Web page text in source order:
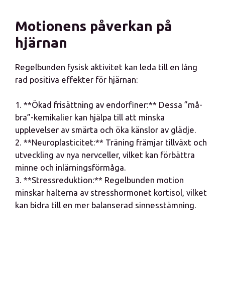
Motionens påverkan på
hjärnan
Regelbunden fysisk aktivitet kan leda till en lång
rad positiva effekter för hjärnan:
1. **Ökad frisättning av endorfiner:** Dessa ”må-
bra”-kemikalier kan hjälpa till att minska
upplevelser av smärta och öka känslor av glädje.
2. **Neuroplasticitet:** Träning främjar tillväxt och
utveckling av nya nervceller, vilket kan förbättra
minne och inlärningsförmåga.
3. **Stressreduktion:** Regelbunden motion
minskar halterna av stresshormonet kortisol, vilket
kan bidra till en mer balanserad sinnesstämning.